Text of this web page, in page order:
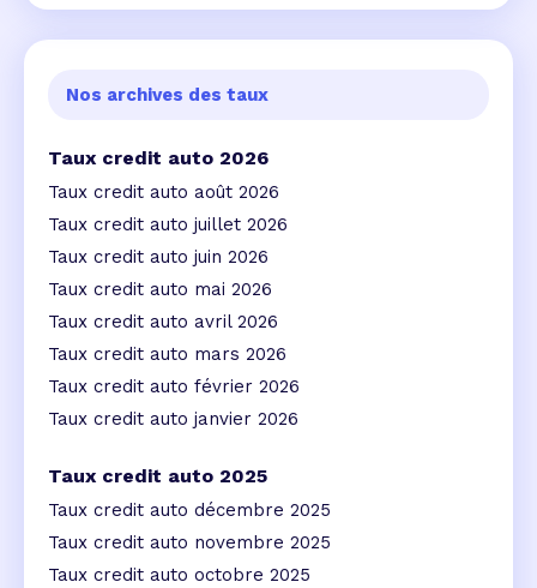
Nos archives des taux
Taux credit auto 2026
Taux credit auto août 2026
Taux credit auto juillet 2026
Taux credit auto juin 2026
Taux credit auto mai 2026
Taux credit auto avril 2026
Taux credit auto mars 2026
Taux credit auto février 2026
Taux credit auto janvier 2026
Taux credit auto 2025
Taux credit auto décembre 2025
Taux credit auto novembre 2025
Taux credit auto octobre 2025